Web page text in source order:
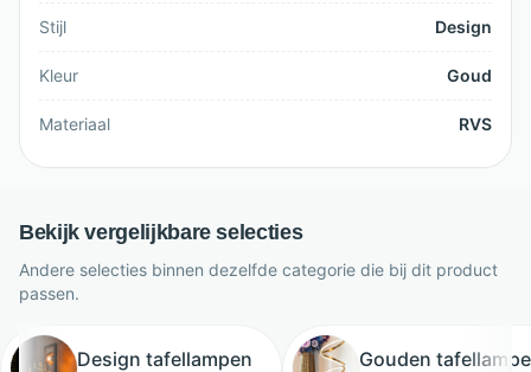
Stijl Design
Kleur Goud
Materiaal RVS
Bekijk vergelijkbare selecties
Andere selecties binnen dezelfde categorie die bij dit product
passen.
Design tafellampen Gouden